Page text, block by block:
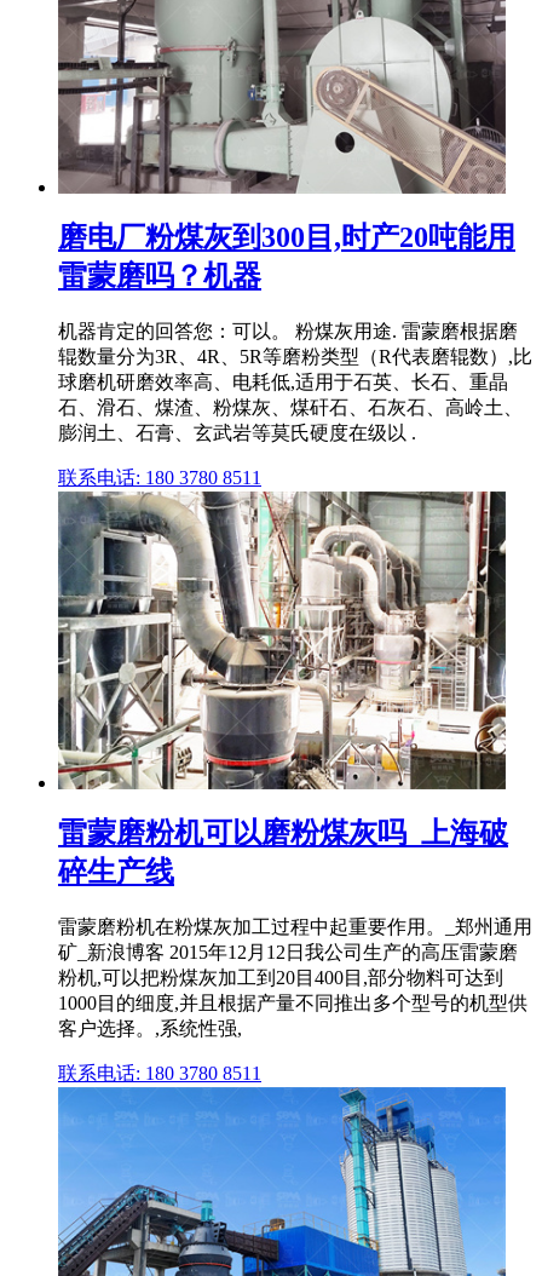
磨电厂粉煤灰到300目,时产20吨能用
雷蒙磨吗？机器
机器肯定的回答您：可以。 粉煤灰用途. 雷蒙磨根据磨
辊数量分为3R、4R、5R等磨粉类型（R代表磨辊数）,比
球磨机研磨效率高、电耗低,适用于石英、长石、重晶
石、滑石、煤渣、粉煤灰、煤矸石、石灰石、高岭土、
膨润土、石膏、玄武岩等莫氏硬度在级以 .
联系电话: 180 3780 8511
雷蒙磨粉机可以磨粉煤灰吗_上海破
碎生产线
雷蒙磨粉机在粉煤灰加工过程中起重要作用。_郑州通用
矿_新浪博客 2015年12月12日我公司生产的高压雷蒙磨
粉机,可以把粉煤灰加工到20目400目,部分物料可达到
1000目的细度,并且根据产量不同推出多个型号的机型供
客户选择。,系统性强,
联系电话: 180 3780 8511